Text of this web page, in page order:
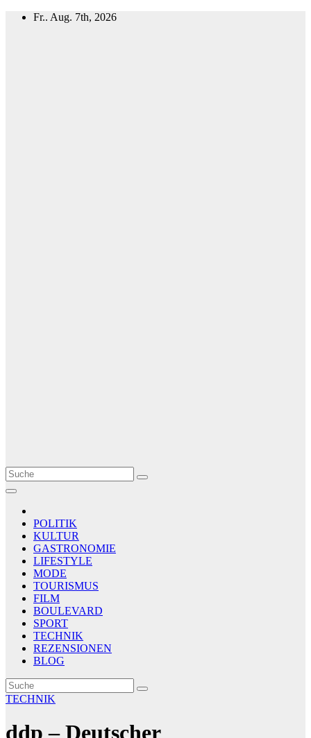
Zum
Fr.. Aug. 7th, 2026
Le Matin
AGENCE DE PRESSE
POLITIK
KULTUR
GASTRONOMIE
LIFESTYLE
MODE
TOURISMUS
FILM
BOULEVARD
SPORT
TECHNIK
REZENSIONEN
BLOG
TECHNIK
ddp – Deutscher